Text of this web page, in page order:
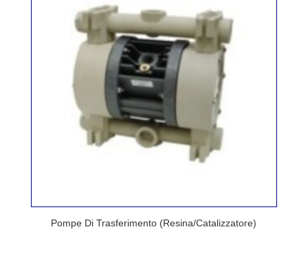
Pompe Di Trasferimento (Resina/Catalizzatore)